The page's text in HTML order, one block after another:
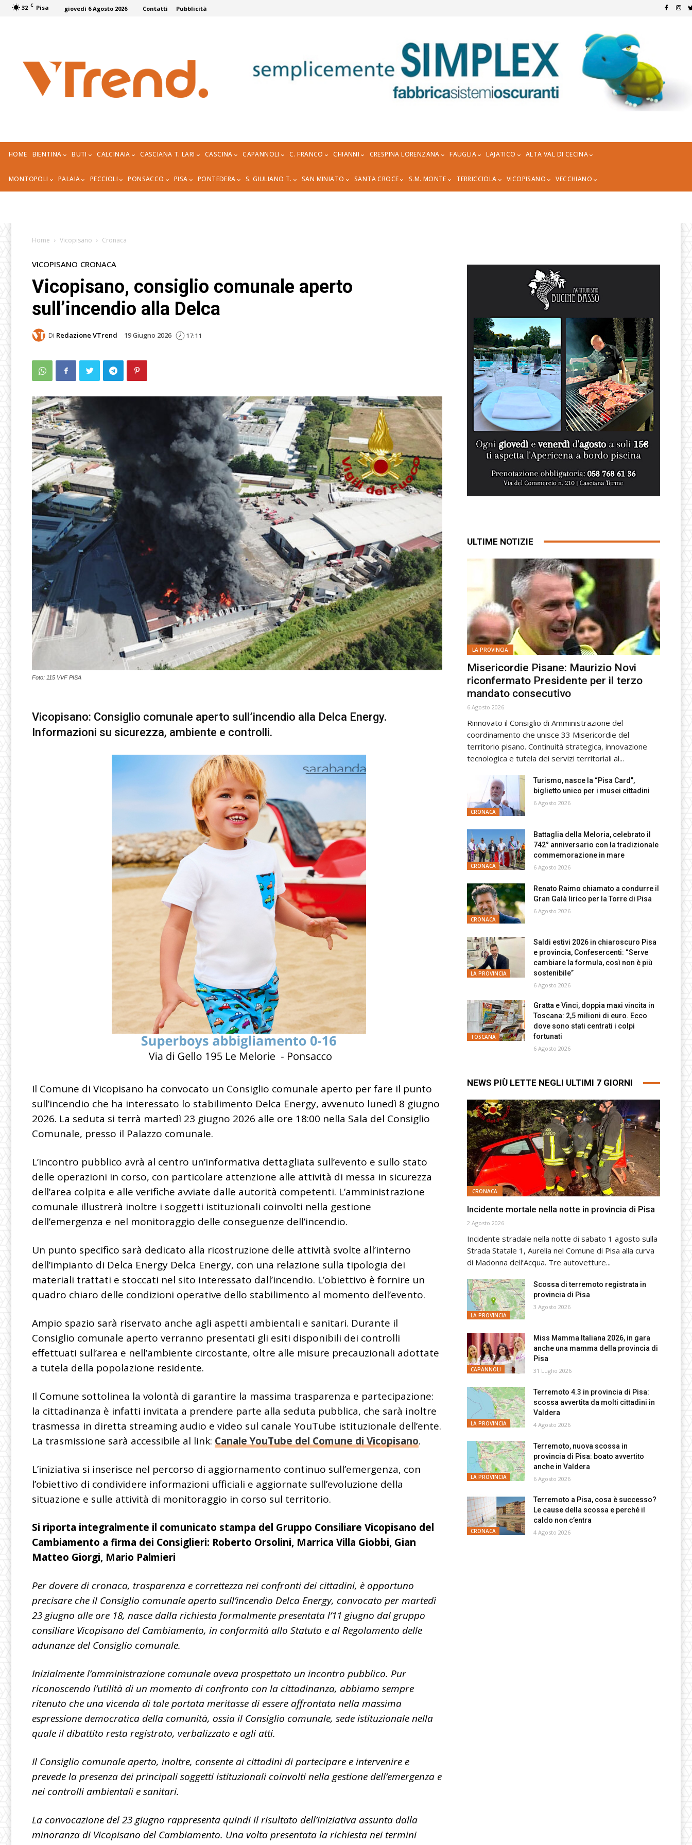
32 C Pisa giovedì 6 Agosto 2026 Contatti Pubblicità
HOME BIENTINA BUTI CALCINAIA CASCIANA T. LARI CASCINA CAPANNOLI C. FRANCO CHIANNI CRESPINA LORENZANA FAUGLIA LAJATICO ALTA VAL DI CECINA
MONTOPOLI PALAIA PECCIOLI PONSACCO PISA PONTEDERA S. GIULIANO T. SAN MINIATO SANTA CROCE S.M. MONTE TERRICCIOLA VICOPISANO VECCHIANO
Home Vicopisano Cronaca
VICOPISANO CRONACA
Vicopisano, consiglio comunale aperto
sull’incendio alla Delca
Di Redazione VTrend 19 Giugno 2026 17:11
Foto: 115 VVF PISA
Vicopisano: Consiglio comunale aperto sull’incendio alla Delca Energy.
Informazioni su sicurezza, ambiente e controlli.
Il Comune di Vicopisano ha convocato un Consiglio comunale aperto per fare il punto
sull’incendio che ha interessato lo stabilimento Delca Energy, avvenuto lunedì 8 giugno
2026. La seduta si terrà martedì 23 giugno 2026 alle ore 18:00 nella Sala del Consiglio
Comunale, presso il Palazzo comunale.
L’incontro pubblico avrà al centro un’informativa dettagliata sull’evento e sullo stato
delle operazioni in corso, con particolare attenzione alle attività di messa in sicurezza
dell’area colpita e alle verifiche avviate dalle autorità competenti. L’amministrazione
comunale illustrerà inoltre i soggetti istituzionali coinvolti nella gestione
dell’emergenza e nel monitoraggio delle conseguenze dell’incendio.
Un punto specifico sarà dedicato alla ricostruzione delle attività svolte all’interno
dell’impianto di Delca Energy Delca Energy, con una relazione sulla tipologia dei
materiali trattati e stoccati nel sito interessato dall’incendio. L’obiettivo è fornire un
quadro chiaro delle condizioni operative dello stabilimento al momento dell’evento.
Ampio spazio sarà riservato anche agli aspetti ambientali e sanitari. Durante il
Consiglio comunale aperto verranno presentati gli esiti disponibili dei controlli
effettuati sull’area e nell’ambiente circostante, oltre alle misure precauzionali adottate
a tutela della popolazione residente.
Il Comune sottolinea la volontà di garantire la massima trasparenza e partecipazione:
la cittadinanza è infatti invitata a prendere parte alla seduta pubblica, che sarà inoltre
trasmessa in diretta streaming audio e video sul canale YouTube istituzionale dell’ente.
La trasmissione sarà accessibile al link: Canale YouTube del Comune di Vicopisano.
L’iniziativa si inserisce nel percorso di aggiornamento continuo sull’emergenza, con
l’obiettivo di condividere informazioni ufficiali e aggiornate sull’evoluzione della
situazione e sulle attività di monitoraggio in corso sul territorio.
Si riporta integralmente il comunicato stampa del Gruppo Consiliare Vicopisano del
Cambiamento a firma dei Consiglieri: Roberto Orsolini, Marrica Villa Giobbi, Gian
Matteo Giorgi, Mario Palmieri
Per dovere di cronaca, trasparenza e correttezza nei confronti dei cittadini, è opportuno
precisare che il Consiglio comunale aperto sull’incendio Delca Energy, convocato per martedì
23 giugno alle ore 18, nasce dalla richiesta formalmente presentata l’11 giugno dal gruppo
consiliare Vicopisano del Cambiamento, in conformità allo Statuto e al Regolamento delle
adunanze del Consiglio comunale.
Inizialmente l’amministrazione comunale aveva prospettato un incontro pubblico. Pur
riconoscendo l’utilità di un momento di confronto con la cittadinanza, abbiamo sempre
ritenuto che una vicenda di tale portata meritasse di essere affrontata nella massima
espressione democratica della comunità, ossia il Consiglio comunale, sede istituzionale nella
quale il dibattito resta registrato, verbalizzato e agli atti.
Il Consiglio comunale aperto, inoltre, consente ai cittadini di partecipare e intervenire e
prevede la presenza dei principali soggetti istituzionali coinvolti nella gestione dell’emergenza e
nei controlli ambientali e sanitari.
La convocazione del 23 giugno rappresenta quindi il risultato dell’iniziativa assunta dalla
minoranza di Vicopisano del Cambiamento. Una volta presentata la richiesta nei termini
ULTIME NOTIZIE
LA PROVINCIA
Misericordie Pisane: Maurizio Novi
riconfermato Presidente per il terzo
mandato consecutivo
6 Agosto 2026
Rinnovato il Consiglio di Amministrazione del
coordinamento che unisce 33 Misericordie del
territorio pisano. Continuità strategica, innovazione
tecnologica e tutela dei servizi territoriali al...
CRONACA
Turismo, nasce la “Pisa Card”,
biglietto unico per i musei cittadini
6 Agosto 2026
CRONACA
Battaglia della Meloria, celebrato il
742° anniversario con la tradizionale
commemorazione in mare
6 Agosto 2026
CRONACA
Renato Raimo chiamato a condurre il
Gran Galà lirico per la Torre di Pisa
6 Agosto 2026
LA PROVINCIA
Saldi estivi 2026 in chiaroscuro Pisa
e provincia, Confesercenti: “Serve
cambiare la formula, così non è più
sostenibile”
6 Agosto 2026
TOSCANA
Gratta e Vinci, doppia maxi vincita in
Toscana: 2,5 milioni di euro. Ecco
dove sono stati centrati i colpi
fortunati
6 Agosto 2026
NEWS PIÙ LETTE NEGLI ULTIMI 7 GIORNI
CRONACA
Incidente mortale nella notte in provincia di Pisa
2 Agosto 2026
Incidente stradale nella notte di sabato 1 agosto sulla
Strada Statale 1, Aurelia nel Comune di Pisa alla curva
di Madonna dell’Acqua. Tre autovetture...
LA PROVINCIA
Scossa di terremoto registrata in
provincia di Pisa
3 Agosto 2026
CAPANNOLI
Miss Mamma Italiana 2026, in gara
anche una mamma della provincia di
Pisa
31 Luglio 2026
LA PROVINCIA
Terremoto 4.3 in provincia di Pisa:
scossa avvertita da molti cittadini in
Valdera
4 Agosto 2026
LA PROVINCIA
Terremoto, nuova scossa in
provincia di Pisa: boato avvertito
anche in Valdera
6 Agosto 2026
CRONACA
Terremoto a Pisa, cosa è successo?
Le cause della scossa e perché il
caldo non c’entra
4 Agosto 2026